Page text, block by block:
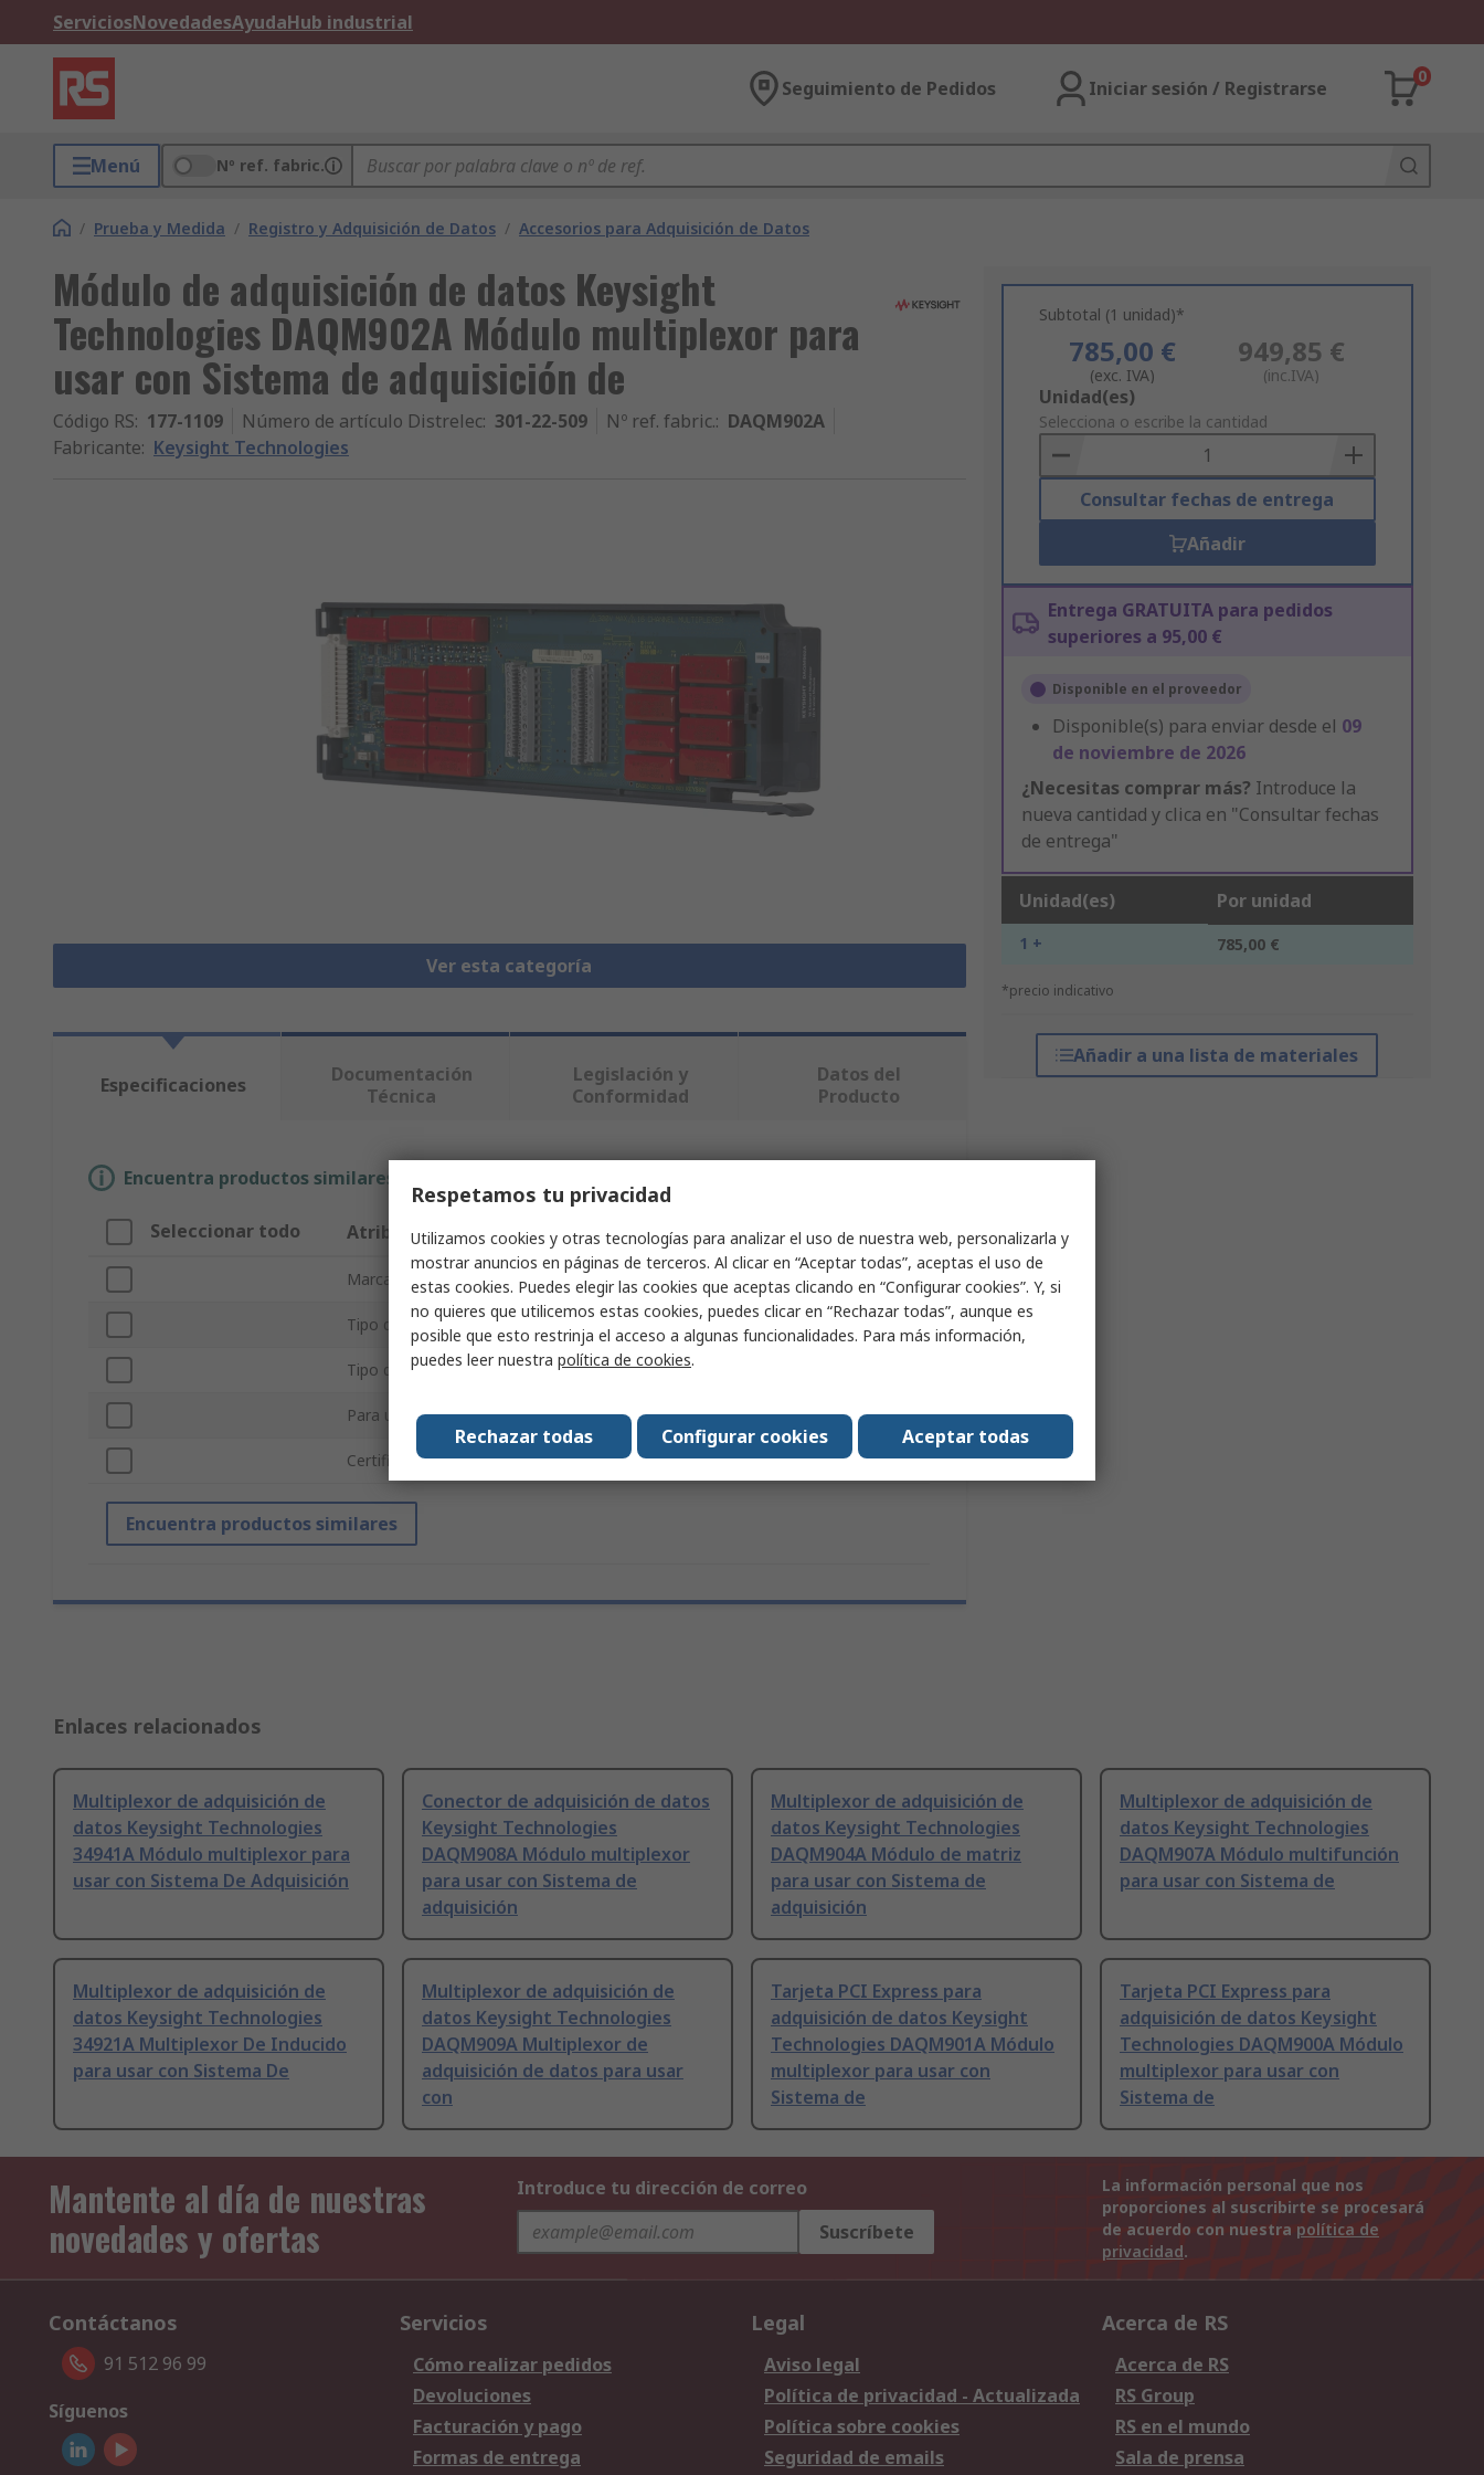
ServiciosNovedadesAyudaHub industrial
Seguimiento de Pedidos Iniciar sesión / Registrarse
0
Menú Nº ref. fabric.
/ Prueba y Medida / Registro y Adquisición de Datos / Accesorios para Adquisición de Datos
Módulo de adquisición de datos Keysight
Technologies DAQM902A Módulo multiplexor para
usar con Sistema de adquisición de
Código RS: 177-1109 Número de artículo Distrelec: 301-22-509 Nº ref. fabric.: DAQM902A
Fabricante: Keysight Technologies
Ver esta categoría
Subtotal (1 unidad)*
785,00 €
(exc. IVA)
949,85 €
(inc.IVA)
Add
to
Basket
Unidad(es)
Selecciona o escribe la cantidad
Consultar fechas de entrega
Añadir
Entrega GRATUITA para pedidos
superiores a 95,00 €
Disponible en el proveedor
Disponible(s) para enviar desde el 09
de noviembre de 2026
¿Necesitas comprar más? Introduce la
nueva cantidad y clica en "Consultar fechas
de entrega"
Unidad(es) Por unidad
1 + 785,00 €
*precio indicativo
Añadir a una lista de materiales
Especificaciones
Documentación
Técnica
Legislación y
Conformidad
Datos del
Producto
Encuentra productos similares seleccionando uno o varios atributos.
Seleccionar todo Atributo Valor
Marca Keysight Technologies
Tipo de accesorio Módulo multiplexor
Tipo de producto Módulo de adquisición de datos
Para usar con Sistema de adquisición de datos DAQ970
Certificaciones y estándares No
Encuentra productos similares
Enlaces relacionados
Multiplexor de adquisición de
datos Keysight Technologies
34941A Módulo multiplexor para
usar con Sistema De Adquisición
Conector de adquisición de datos
Keysight Technologies
DAQM908A Módulo multiplexor
para usar con Sistema de
adquisición
Multiplexor de adquisición de
datos Keysight Technologies
DAQM904A Módulo de matriz
para usar con Sistema de
adquisición
Multiplexor de adquisición de
datos Keysight Technologies
DAQM907A Módulo multifunción
para usar con Sistema de
Multiplexor de adquisición de
datos Keysight Technologies
34921A Multiplexor De Inducido
para usar con Sistema De
Multiplexor de adquisición de
datos Keysight Technologies
DAQM909A Multiplexor de
adquisición de datos para usar
con
Tarjeta PCI Express para
adquisición de datos Keysight
Technologies DAQM901A Módulo
multiplexor para usar con
Sistema de
Tarjeta PCI Express para
adquisición de datos Keysight
Technologies DAQM900A Módulo
multiplexor para usar con
Sistema de
Mantente al día de nuestras
novedades y ofertas
Introduce tu dirección de correo
Suscríbete
La información personal que nos
proporciones al suscribirte se procesará
de acuerdo con nuestra política de
privacidad.
Contáctanos
91 512 96 99
Síguenos
Servicios
Cómo realizar pedidos
Devoluciones
Facturación y pago
Formas de entrega
Legal
Aviso legal
Política de privacidad - Actualizada
Política sobre cookies
Seguridad de emails
Acerca de RS
Acerca de RS
RS Group
RS en el mundo
Sala de prensa
Respetamos tu privacidad
Utilizamos cookies y otras tecnologías para analizar el uso de nuestra web, personalizarla y
mostrar anuncios en páginas de terceros. Al clicar en “Aceptar todas”, aceptas el uso de
estas cookies. Puedes elegir las cookies que aceptas clicando en “Configurar cookies”. Y, si
no quieres que utilicemos estas cookies, puedes clicar en “Rechazar todas”, aunque es
posible que esto restrinja el acceso a algunas funcionalidades. Para más información,
puedes leer nuestra política de cookies.
Aceptar todas
Configurar cookies
Rechazar todas